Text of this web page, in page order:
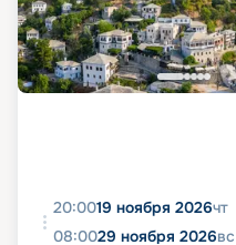
20:0019 ноября 2026чт
08:0029 ноября 2026вс